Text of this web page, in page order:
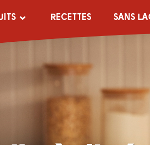
RECETTES SANS